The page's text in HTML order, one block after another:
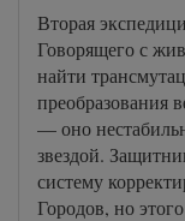
NIVEN - Podarok
NIVEN - Podarok
NIVEN - Podarok
NIVEN - Podarok
NIVEN - Podarok
NIVEN - Podarok
Вторая
Говорящего с
найти
преобразования
— оно
звездой.
систему
Городов, но